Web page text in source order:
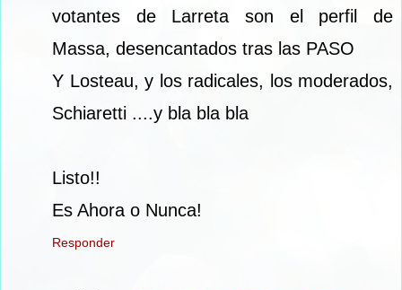
votantes de Larreta son el perfil de
Massa, desencantados tras las PASO
Y Losteau, y los radicales, los moderados,
Schiaretti ....y bla bla bla
Listo!!
Es Ahora o Nunca!
Responder